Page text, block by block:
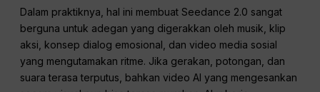
Dalam praktiknya, hal ini membuat Seedance 2.0 sangat
berguna untuk adegan yang digerakkan oleh musik, klip
aksi, konsep dialog emosional, dan video media sosial
yang mengutamakan ritme. Jika gerakan, potongan, dan
suara terasa terputus, bahkan video AI yang mengesankan